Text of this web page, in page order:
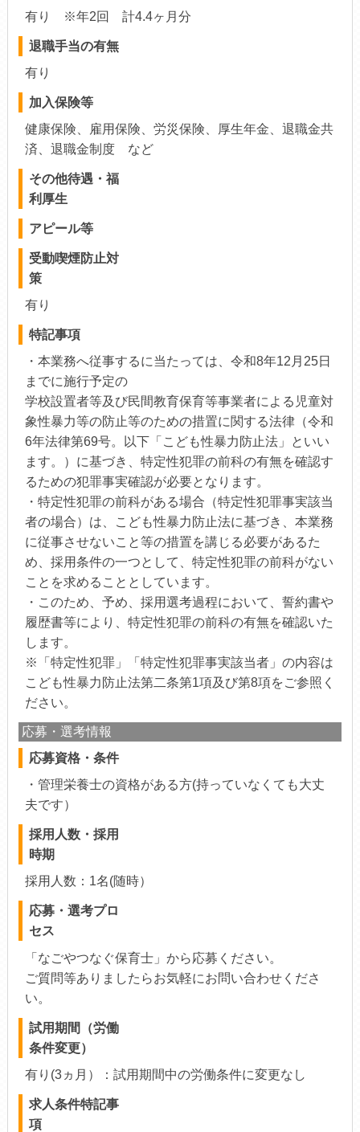
有り ※年2回 計4.4ヶ月分
退職手当の有無
有り
加入保険等
健康保険、雇用保険、労災保険、厚生年金、退職金共
済、退職金制度 など
その他待遇・福
利厚生
アピール等
受動喫煙防止対
策
有り
特記事項
・本業務へ従事するに当たっては、令和8年12月25日
までに施行予定の
学校設置者等及び民間教育保育等事業者による児童対
象性暴力等の防止等のための措置に関する法律（令和
6年法律第69号。以下「こども性暴力防止法」といい
ます。）に基づき、特定性犯罪の前科の有無を確認す
るための犯罪事実確認が必要となります。
・特定性犯罪の前科がある場合（特定性犯罪事実該当
者の場合）は、こども性暴力防止法に基づき、本業務
に従事させないこと等の措置を講じる必要があるた
め、採用条件の一つとして、特定性犯罪の前科がない
ことを求めることとしています。
・このため、予め、採用選考過程において、誓約書や
履歴書等により、特定性犯罪の前科の有無を確認いた
します。
※「特定性犯罪」「特定性犯罪事実該当者」の内容は
こども性暴力防止法第二条第1項及び第8項をご参照く
ださい。
応募・選考情報
応募資格・条件
・管理栄養士の資格がある方(持っていなくても大丈
夫です）
採用人数・採用
時期
採用人数：1名(随時）
応募・選考プロ
セス
「なごやつなぐ保育士」から応募ください。
ご質問等ありましたらお気軽にお問い合わせくださ
い。
試用期間（労働
条件変更）
有り(3ヵ月）：試用期間中の労働条件に変更なし
求人条件特記事
項